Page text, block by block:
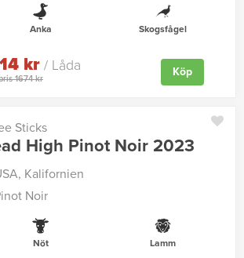
Anka Skogsfågel
1674 kr
kr / Låda Köp
Sticks
High Pinot Noir 2023
Kalifornien
Noir
Nöt Lamm